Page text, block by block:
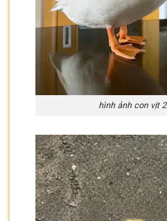
hình ảnh con vịt 2